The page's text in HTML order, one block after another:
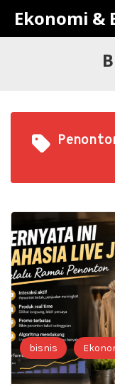
Ekonomi &
bisnis